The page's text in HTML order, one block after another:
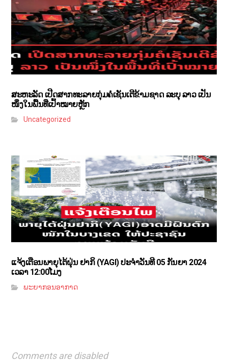
ສະຫະລັດ ເປີດສາກທະລາຍກຸ່ມຄໍເຊັນເຕີຂ້າມຊາດ ລະບຸ ລາວ ເປັນ
ໜຶ່ງໃນພື້ນທີ່ເປົ້າໝາຍຫຼັກ
Uncategorized
ແຈ້ງເຕືອນພາຍຸໄຕ້ຝຸ່ນ ຢາກິ (YAGI)​ ປະຈໍາວັນທີ 05 ກັນຍາ 2024
ເວລາ 12:00ໂມງ
ພະຍາກອນອາກາດ
Comments are disabled